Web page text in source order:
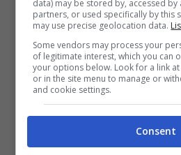
Un altro nome che era
piatto è quello di
Johann
lascerà la Pramacper
ma a quella del team di
Quest’ultimo ha detto
sicuramente la sua moto
data) may be stored by, accessed
partners, or used specifically by this
may use precise geolocation data.
Some vendors may process your
of legitimate interest, which you can
your options below. Look for a link
or in the site menu to manage or
and cookie settings.
Consent